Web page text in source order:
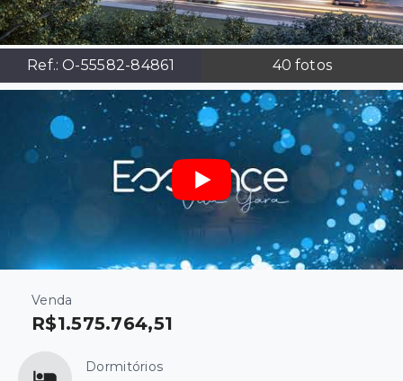
Ref.:O-55582-84861 40 fotos
Venda
R$1.575.764,51
Dormitórios